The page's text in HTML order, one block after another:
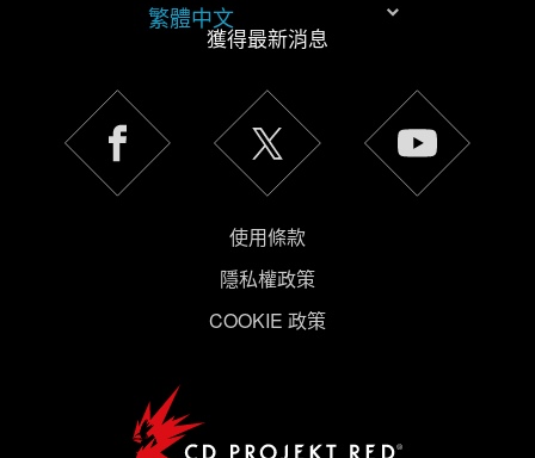
下方的「設定」可以讓您調整偏好，並了解我們使用
Cookies 的詳細說明。
繁體中文
獲得最新消息
使用條款
隱私權政策
COOKIE 政策